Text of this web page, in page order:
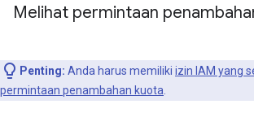
Melihat permintaan
Penting: Anda harus memiliki izin IAM yang
permintaan penambahan kuota